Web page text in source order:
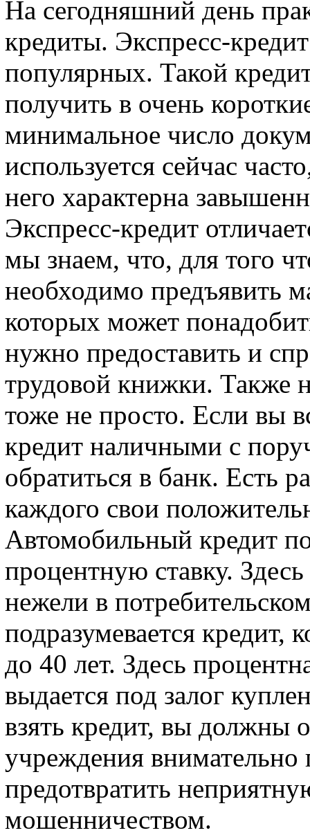
На сегодняшний день
кредиты. Экспресс-
популярных. Такой
получить в очень
минимальное число
используется сейчас
него характерна
Экспресс-кредит
мы знаем, что, для того
необходимо предъявить
которых может
нужно предоставить и
трудовой книжки. Также
тоже не просто. Если вы
кредит наличными с
обратиться в банк. Есть
каждого свои
Автомобильный кредит
процентную ставку.
нежели в
подразумевается кредит,
до 40 лет. Здесь
выдается под залог
взять кредит, вы должны
учреждения внимательно
предотвратить
мошенничеством.